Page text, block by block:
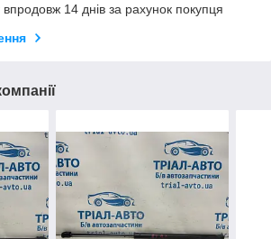
14 днів за рахунок покупця